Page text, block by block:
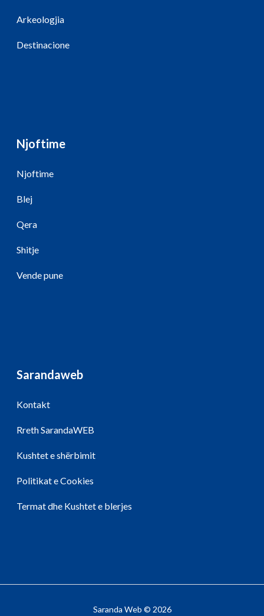
Arkeologjia
Destinacione
Njoftime
Njoftime
Blej
Qera
Shitje
Vende pune
Sarandaweb
Kontakt
Rreth SarandaWEB
Kushtet e shërbimit
Politikat e Cookies
Termat dhe Kushtet e blerjes
Saranda Web © 2026